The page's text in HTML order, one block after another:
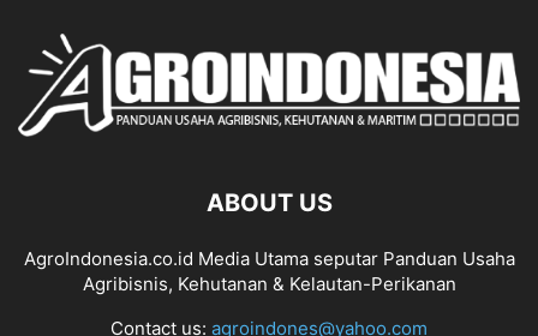
ABOUT US
AgroIndonesia.co.id Media Utama seputar Panduan Usaha
Agribisnis, Kehutanan & Kelautan-Perikanan
Contact us: agroindones@yahoo.com